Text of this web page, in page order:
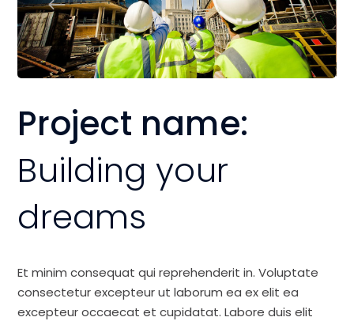
Project name:
Building your
dreams
Et minim consequat qui reprehenderit in. Voluptate
consectetur excepteur ut laborum ea ex elit ea
excepteur occaecat et cupidatat. Labore duis elit